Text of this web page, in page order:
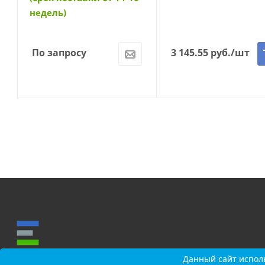
недель)
По запросу 3 145.55руб./шт
Данный сайт
Данный сайт